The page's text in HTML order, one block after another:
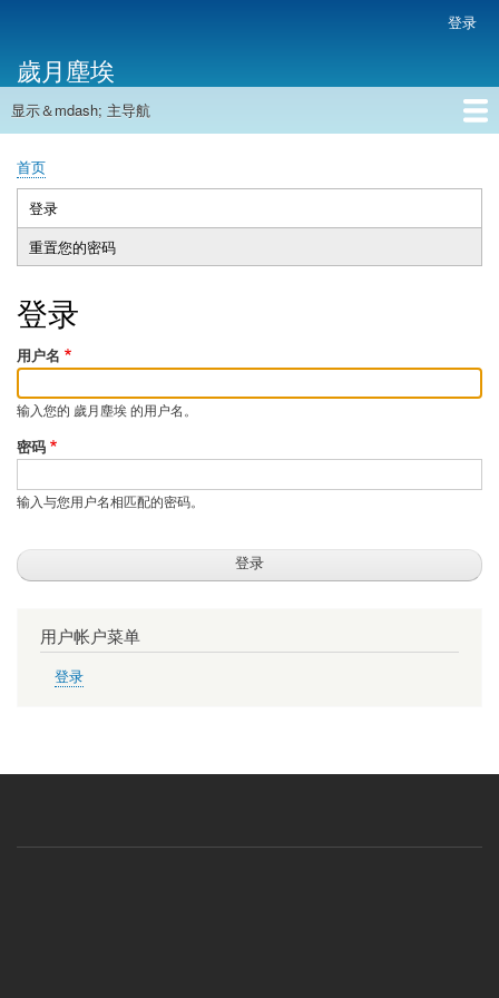
主
内
帐
户
菜
单
登录
歲月塵埃
主
航
显示＆mdash; 主导航
首页
面
包
屑
首页
主
标
登录
动
标
重置您的密码
登录
用户名
输入您的 歲月塵埃 的用户名。
密码
输入与您用户名相匹配的密码。
用户帐户菜单
登录